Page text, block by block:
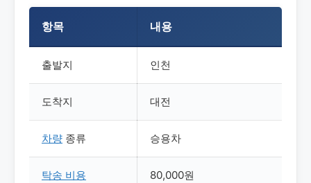
항목 내용
출발지 인천
도착지 대전
차량 종류 승용차
탁송 비용 80,000원